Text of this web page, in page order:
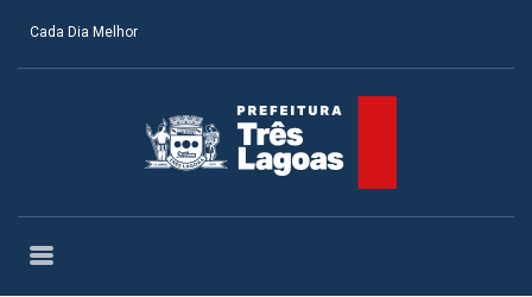
Cada Dia Melhor